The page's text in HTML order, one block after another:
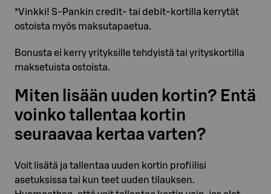
*Vinkki! S-Pankin credit- tai debit-kortilla kerrytät
ostoista myös maksutapaetua.
Bonusta ei kerry yrityksille tehdyistä tai yrityskortilla
maksetuista ostoista.
Miten lisään uuden kortin? Entä
voinko tallentaa kortin
seuraavaa kertaa varten?
Voit lisätä ja tallentaa uuden kortin profiilisi
asetuksissa tai kun teet uuden tilauksen.